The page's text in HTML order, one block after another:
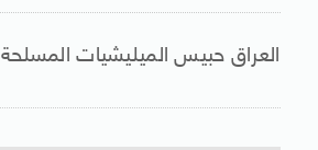
العراق حبيس الميليشيات المسلحة